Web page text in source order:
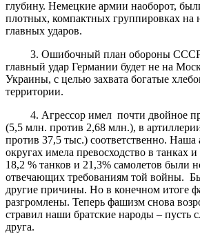
глубину. Немецкие армии наоборот,
плотных, компактных группировках на
главных ударов.
3. Ошибочный план обороны СССР,
главный удар Германии будет не на
Украины, с целью захвата богатые
территории.
4. Агрессор имел почти двойное
(5,5 млн. против 2,68 млн.), в
против 37,5 тыс.) соответственно. Наша
округах имела превосходство в танках
18,2 % танков и 21,3% самолетов были
отвечающих требованиям той войны.
другие причины. Но в конечном итоге
разгромлены. Теперь фашизм снова
стравил наши братские народы – пусть
друга.